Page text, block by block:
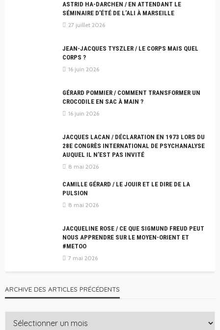
ASTRID HA-DARCHEN / EN ATTENDANT LE
SÉMINAIRE D’ÉTÉ DE L’ALI À MARSEILLE
27 juillet 2026
JEAN-JACQUES TYSZLER / LE CORPS MAIS QUEL
CORPS ?
16 juin 2026
GÉRARD POMMIER / COMMENT TRANSFORMER UN
CROCODILE EN SAC À MAIN ?
16 juin 2026
JACQUES LACAN / DÉCLARATION EN 1973 LORS DU
28E CONGRÈS INTERNATIONAL DE PSYCHANALYSE
AUQUEL IL N’EST PAS INVITÉ
8 mai 2026
CAMILLE GÉRARD / LE JOUIR ET LE DIRE DE LA
PULSION
8 mai 2026
JACQUELINE ROSE / CE QUE SIGMUND FREUD PEUT
NOUS APPRENDRE SUR LE MOYEN-ORIENT ET
#METOO
7 mai 2026
ARCHIVE DES ARTICLES PRÉCÉDENTS